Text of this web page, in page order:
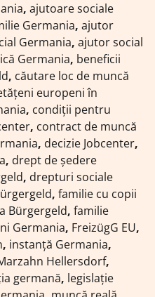
, ajutoare sociale
Germania, ajutor
Germania, ajutor social
Germania, beneficii
, căutare loc de muncă
europeni în
, condiții pentru
, contract de muncă
, decizie Jobcenter,
, drept de ședere
, drepturi sociale
, familie cu copii
Bürgergeld, familie
Germania, FreizügG EU,
, instanță Germania,
Hellersdorf,
germană, legislație